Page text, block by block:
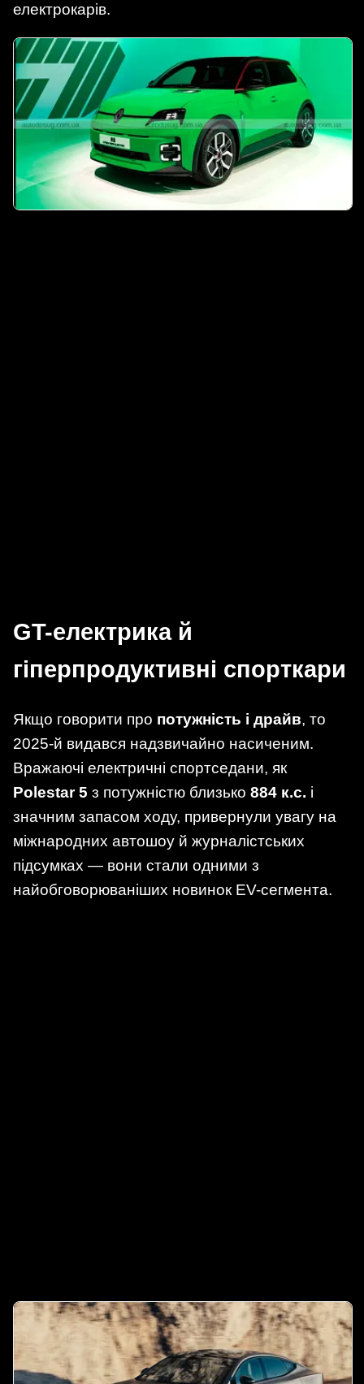
електрокарів.
GT-електрика й
гіперпродуктивні спорткари
Якщо говорити про потужність і драйв, то
2025-й видався надзвичайно насиченим.
Вражаючі електричні спортседани, як
Polestar 5 з потужністю близько 884 к.с. і
значним запасом ходу, привернули увагу на
міжнародних автошоу й журналістських
підсумках — вони стали одними з
найобговорюваніших новинок EV-сегмента.